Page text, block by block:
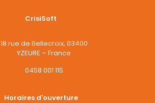
CrisiSoft
18 rue de Bellecroix, 03400
YZEURE – France
0458 001 115
Horaires d'ouverture